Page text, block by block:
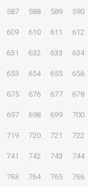
587 588 589 590
609 610 611 612
631 632 633 634
653 654 655 656
675 676 677 678
697 698 699 700
719 720 721 722
741 742 743 744
763 764 765 766